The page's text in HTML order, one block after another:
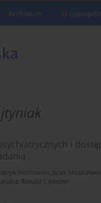
Archiwum O
i
Piotrowski, Jacek
, Ronald C Kessler